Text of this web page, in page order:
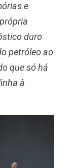
e
duro
petróleo ao
que só há
à